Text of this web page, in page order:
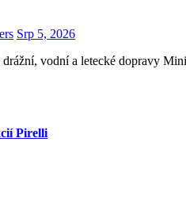
Srp 5, 2026
drážní, vodní a letecké dopravy
Pirelli